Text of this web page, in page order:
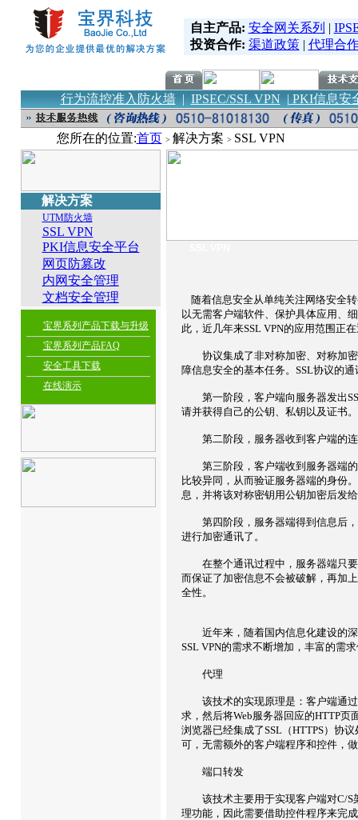
自主产品: 安全网关系列 |
投资合作: 渠道政策| 代理合
行为流控准入防火墙| IPSEC/SSL VPN | PKI信息安
您所在的位置:首页 > 解决方案 > SSL VPN
解决方案
UTM防火墙
SSL VPN
PKI信息安全平台
网页防篡改
内网安全管理
文档安全管理
宝界系列产品下载与升级
宝界系列产品FAQ
安全工具下载
在线演示
随着信息安全从单纯关注网络安全
以无需客户端软件、保护具体应用、
此，近几年来SSL VPN的应用范围正
协议集成了非对称加密、对称加密
障信息安全的基本任务。SSL协议的
第一阶段，客户端向服务器发出
请并获得自己的公钥、私钥以及证书。
第二阶段，服务器收到客户端的连
第三阶段，客户端收到服务器端的
比较异同，从而验证服务器端的身份
息，并将该对称密钥用公钥加密后发
第四阶段，服务器端得到信息后，
进行加密通讯了。
在整个通讯过程中，服务器端只要
而保证了加密信息不会被破解，再加
全性。
近年来，随着国内信息化建设的深
SSL VPN的需求不断增加，丰富的需
代理
该技术的实现原理是：客户端通过
求，然后将Web服务器回应的HTTP
浏览器已经集成了SSL（HTTPS）协
可，无需额外的客户端程序和控件，
端口转发
该技术主要用于实现客户端对C/S架
理功能，因此需要借助控件程序来完